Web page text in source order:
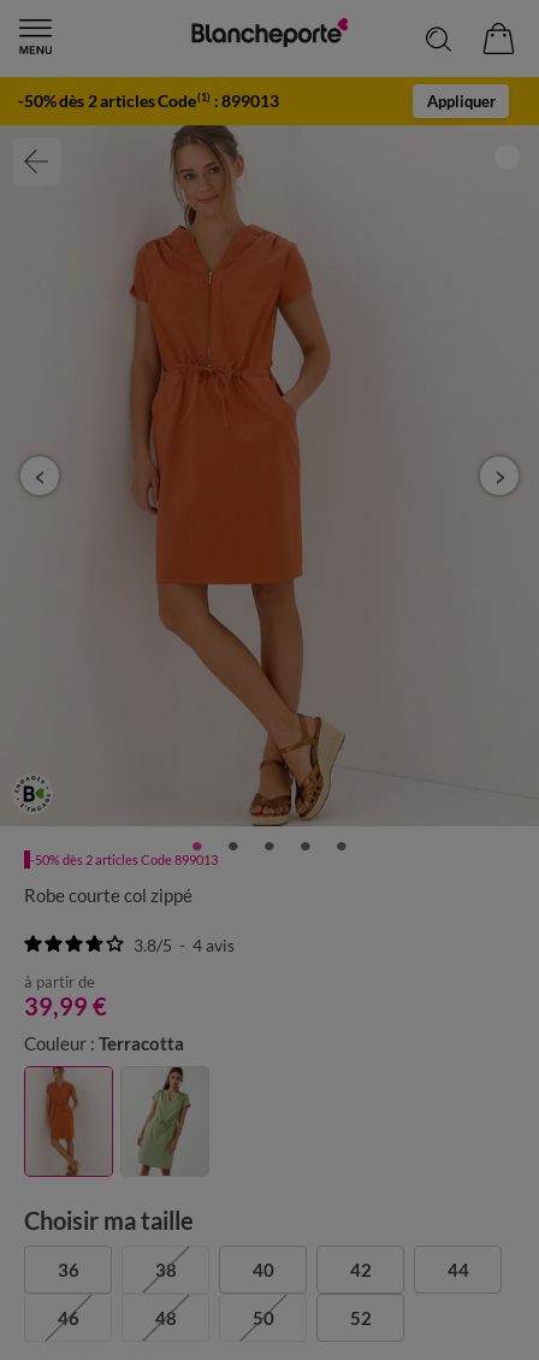
-50% dès 2 articles Code(1) :899013 Appliquer
-50% dès 2 articles Code 899013
Robe courte col zippé
3.8/5 - 4avis
à partir de
39,99 €
Couleur : Terracotta
Choisir ma taille
36 38 40 42 44
46 48 50 52